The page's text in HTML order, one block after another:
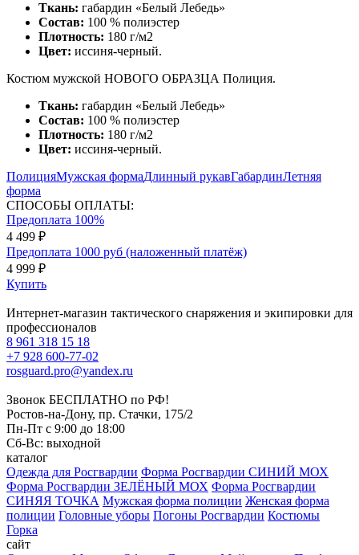
Ткань: габардин «Белый Лебедь»
Состав: 100 % полиэстер
Плотность: 180 г/м2
Цвет: иссиня-черный.
Костюм мужской НОВОГО ОБРАЗЦА Полиция.
Ткань: габардин «Белый Лебедь»
Состав: 100 % полиэстер
Плотность: 180 г/м2
Цвет: иссиня-черный.
ПолицияМужская формаДлинный рукавГабардинЛетняя
форма
СПОСОБЫ ОПЛАТЫ:
Предоплата 100%
4 499 ₽
Предоплата 1000 руб (наложенный платёж)
4 999 ₽
Купить
Интернет-магазин тактического снаряжения и экипировки для
профессионалов
8 961 318 15 18
+7 928 600-77-02
rosguard.pro@yandex.ru
Звонок БЕСПЛАТНО по РФ!
Ростов-на-Дону, пр. Стачки, 175/2
Пн-Пт с 9:00 до 18:00
Сб-Вс: выходной
каталог
Одежда для Росгвардии Форма Росгвардии СИНИЙ МОХ
Форма Росгвардии ЗЕЛЁНЫЙ МОХ Форма Росгвардии
СИНЯЯ ТОЧКА Мужская форма полиции Женская форма
полиции Головные уборы Погоны Росгвардии Костюмы
Горка
сайт